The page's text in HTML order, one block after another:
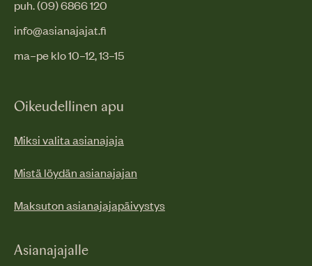
puh. (09) 6866 120
info@asianajajat.fi
ma–pe klo 10–12, 13–15
Oikeudellinen apu
Miksi valita asianajaja
Mistä löydän asianajajan
Maksuton asianajajapäivystys
Asianajajalle